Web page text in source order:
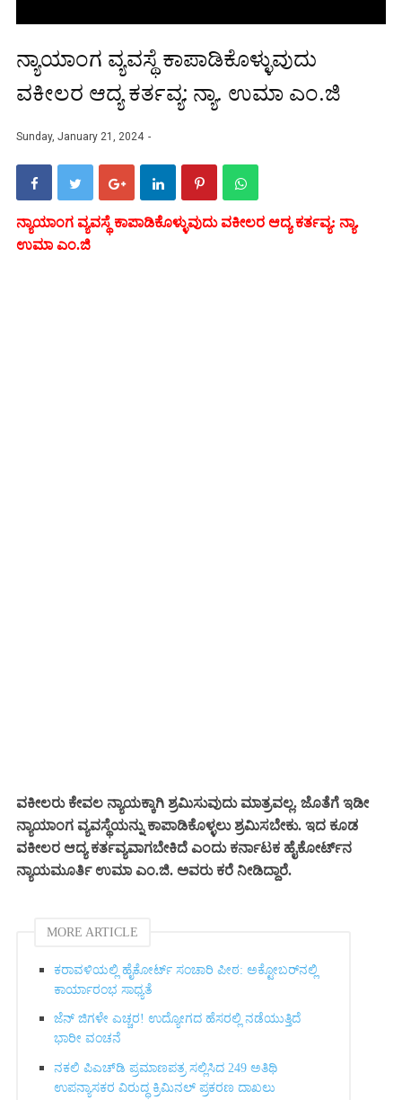
ನ್ಯಾಯಾಂಗ ವ್ಯವಸ್ಥೆ ಕಾಪಾಡಿಕೊಳ್ಳುವುದು
ವಕೀಲರ ಆದ್ಯ ಕರ್ತವ್ಯ: ನ್ಯಾ. ಉಮಾ ಎಂ.ಜಿ
Sunday, January 21, 2024
ನ್ಯಾಯಾಂಗ ವ್ಯವಸ್ಥೆ ಕಾಪಾಡಿಕೊಳ್ಳುವುದು ವಕೀಲರ ಆದ್ಯ ಕರ್ತವ್ಯ: ನ್ಯಾ.
ಉಮಾ ಎಂ.ಜಿ
ವಕೀಲರು ಕೇವಲ ನ್ಯಾಯಕ್ಕಾಗಿ ಶ್ರಮಿಸುವುದು ಮಾತ್ರವಲ್ಲ. ಜೊತೆಗೆ ಇಡೀ
ನ್ಯಾಯಾಂಗ ವ್ಯವಸ್ಥೆಯನ್ನು ಕಾಪಾಡಿಕೊಳ್ಳಲು ಶ್ರಮಿಸಬೇಕು. ಇದ ಕೂಡ
ವಕೀಲರ ಆದ್ಯ ಕರ್ತವ್ಯವಾಗಬೇಕಿದೆ ಎಂದು ಕರ್ನಾಟಕ ಹೈಕೋರ್ಟ್‌ನ
ನ್ಯಾಯಮೂರ್ತಿ ಉಮಾ ಎಂ.ಜಿ. ಅವರು ಕರೆ ನೀಡಿದ್ದಾರೆ.
MORE ARTICLE
ಕರಾವಳಿಯಲ್ಲಿ ಹೈಕೋರ್ಟ್ ಸಂಚಾರಿ ಪೀಠ: ಅಕ್ಟೋಬರ್‌ನಲ್ಲಿ
ಕಾರ್ಯಾರಂಭ ಸಾಧ್ಯತೆ
ಜೆನ್ ಜಿಗಳೇ ಎಚ್ಚರ! ಉದ್ಯೋಗದ ಹೆಸರಲ್ಲಿ ನಡೆಯುತ್ತಿದೆ
ಭಾರೀ ವಂಚನೆ
ನಕಲಿ ಪಿಎಚ್‌ಡಿ ಪ್ರಮಾಣಪತ್ರ ಸಲ್ಲಿಸಿದ 249 ಅತಿಥಿ
ಉಪನ್ಯಾಸಕರ ವಿರುದ್ಧ ಕ್ರಿಮಿನಲ್ ಪ್ರಕರಣ ದಾಖಲು